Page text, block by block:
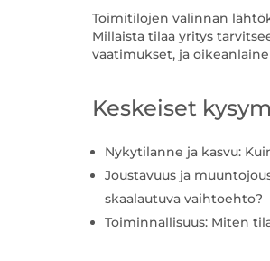
Toimitilojen valinnan
Millaista tilaa yritys
vaatimukset, ja
Keskeiset
Nykytilanne ja kasvu:
Joustavuus ja
skaalautuva vaihtoehto?
Toiminnallisuus: Miten